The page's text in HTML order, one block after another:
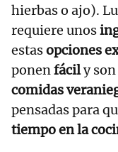
hierbas o ajo).
requiere unos
estasopciones
ponenfácily son
comidas
pensadas para
tiempo en la